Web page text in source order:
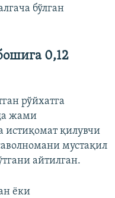
бўлган
0,12
рўйхатга
жами
истиқомат қилувчи
мустақил
айтилган.
ёки